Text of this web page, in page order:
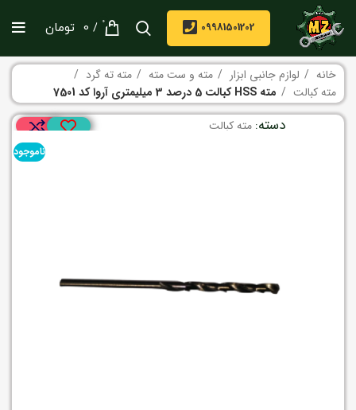
09981501202
0
/
0 تومان
خانه لوازم جانبی ابزار مته و ست مته
مته ته گرد
مته کبالت
مته HSS کبالت 5 درصد 3 میلیمتری آروا کد 7501
دسته: مته کبالت
ناموجود